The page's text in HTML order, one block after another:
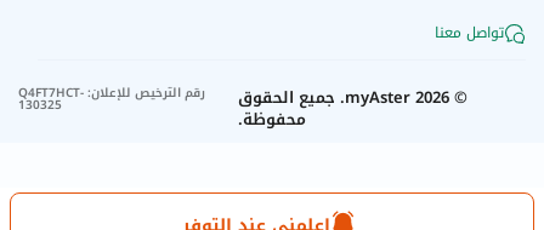
تواصل معنا
©
2026
myAster. جميع الحقوق
محفوظة.
رقم الترخيص للإعلان:
Q4FT7HCT-
130325